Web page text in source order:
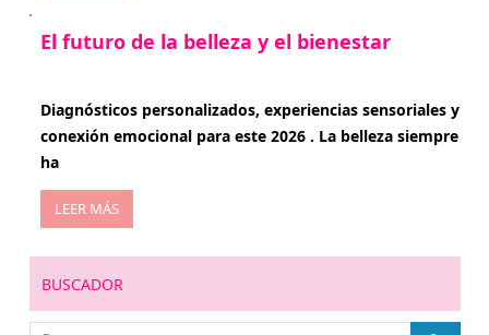
El futuro de la belleza y el bienestar
Diagnósticos personalizados, experiencias sensoriales y
conexión emocional para este 2026 . La belleza siempre
ha
LEER MÁS
BUSCADOR